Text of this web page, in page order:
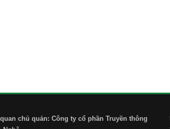
chủ quản: Công ty cổ phần Truyền thông